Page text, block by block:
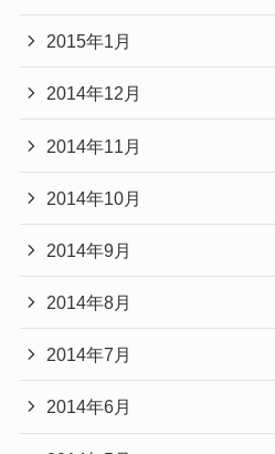
2015年1月
2014年12月
2014年11月
2014年10月
2014年9月
2014年8月
2014年7月
2014年6月